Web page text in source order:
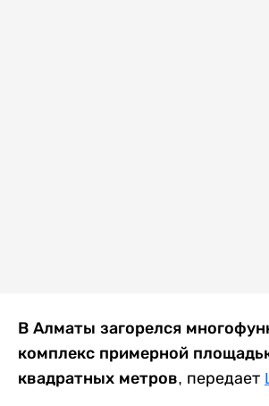
В Алматы загорелся
комплекс примерной
квадратных метров, передает